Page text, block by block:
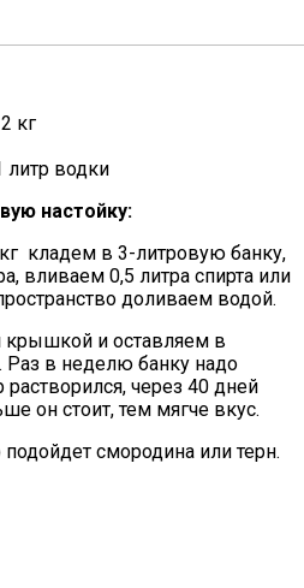
кг
литр водки
настойку:
кладем в 3-литровую банку,
вливаем 0,5 литра спирта или
доливаем водой.
и оставляем в
Раз в неделю банку надо
растворился, через 40 дней
он стоит, тем мягче вкус.
смородина или терн.